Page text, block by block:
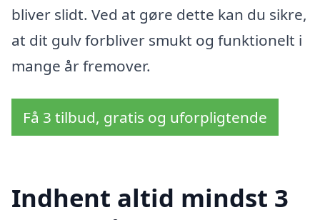
bliver slidt. Ved at gøre dette kan du sikre,
at dit gulv forbliver smukt og funktionelt i
mange år fremover.
Få 3 tilbud, gratis og uforpligtende
Indhent altid mindst 3